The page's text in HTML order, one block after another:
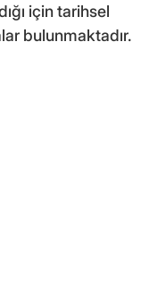
için tarihsel
bulunmaktadır.